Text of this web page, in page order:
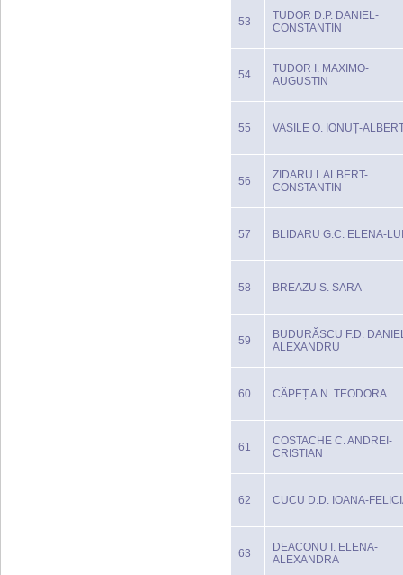
53
TUDOR D.P. DANIEL-
CONSTANTIN
54
TUDOR I. MAXIMO-
AUGUSTIN
55 VASILE O. IONUȚ-
56
ZIDARU I. ALBERT-
CONSTANTIN
57 BLIDARU G.C. ELENA-
58 BREAZU S. SARA
59
BUDURĂSCU F.D.
ALEXANDRU
60 CĂPEȚ A.N. TEODORA
61
COSTACHE C. ANDREI-
CRISTIAN
62 CUCU D.D. IOANA-
63
DEACONU I. ELENA-
ALEXANDRA